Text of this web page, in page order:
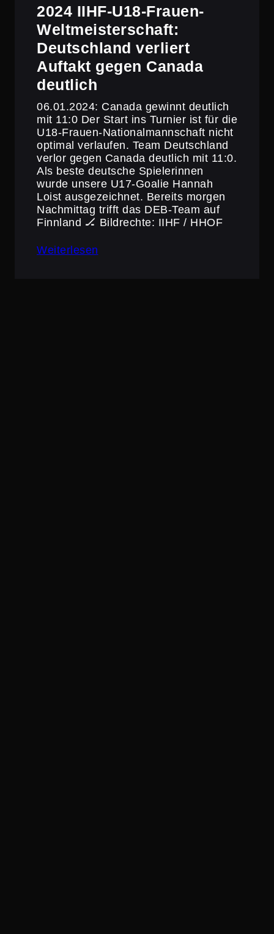
2024 IIHF-U18-Frauen-
Weltmeis­ter­schaft:
Deutsch­land verliert
Auftakt gegen Canada
deutlich
06.01.2024: Canada gewinnt deutlich
mit 11:0 Der Start ins Turnier ist für die
U18-Frauen-Natio­nal­mann­schaft nicht
optimal verlaufen. Team Deutsch­land
verlor gegen Canada deutlich mit 11:0.
Als beste deutsche Spiele­rinnen
wurde unsere U17-Goalie Hannah
Loist ausge­zeichnet. Bereits morgen
Nachmittag trifft das DEB-Team auf
Finnland 🏒 Bildrechte: IIHF / HHOF
Weiterlesen